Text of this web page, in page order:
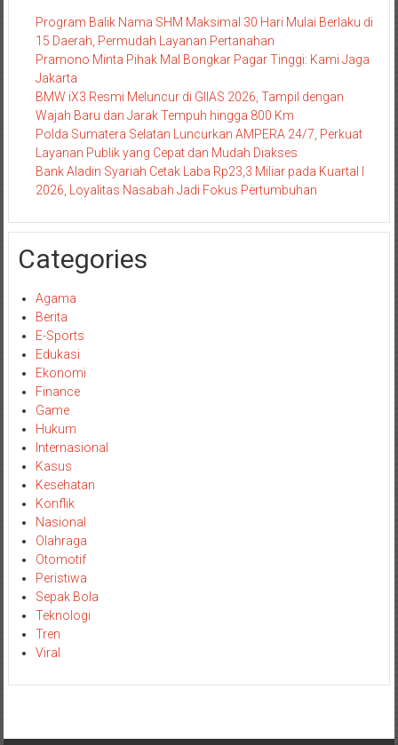
Program Balik Nama SHM Maksimal 30 Hari Mulai Berlaku di
15 Daerah, Permudah Layanan Pertanahan
Pramono Minta Pihak Mal Bongkar Pagar Tinggi: Kami Jaga
Jakarta
BMW iX3 Resmi Meluncur di GIIAS 2026, Tampil dengan
Wajah Baru dan Jarak Tempuh hingga 800 Km
Polda Sumatera Selatan Luncurkan AMPERA 24/7, Perkuat
Layanan Publik yang Cepat dan Mudah Diakses
Bank Aladin Syariah Cetak Laba Rp23,3 Miliar pada Kuartal I
2026, Loyalitas Nasabah Jadi Fokus Pertumbuhan
Categories
Agama
Berita
E-Sports
Edukasi
Ekonomi
Finance
Game
Hukum
Internasional
Kasus
Kesehatan
Konflik
Nasional
Olahraga
Otomotif
Peristiwa
Sepak Bola
Teknologi
Tren
Viral